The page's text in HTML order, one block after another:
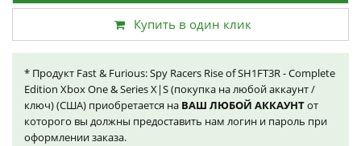
Купить в один клик
* Продукт Fast & Furious: Spy Racers Rise of SH1FT3R - Complete
Edition Xbox One & Series X|S (покупка на любой аккаунт /
ключ) (США) приобретается на ВАШ ЛЮБОЙ АККАУНТот
которого вы должны предоставить нам логин и пароль при
оформлении заказа.